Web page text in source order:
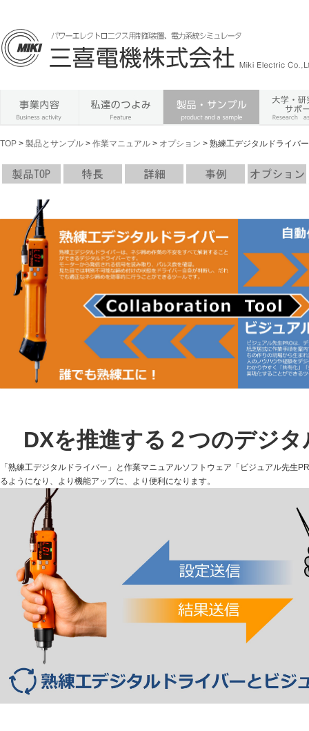
TOP > 製品とサンプル > 作業マニュアル > オプション > 熟練工デジタルドライバー
DXを推進する２つのデジタ
「熟練工デジタルドライバー」と作業マニュアルソフトウェア「ビジュアル先生
るようになり、より機能アップに、より便利になります。